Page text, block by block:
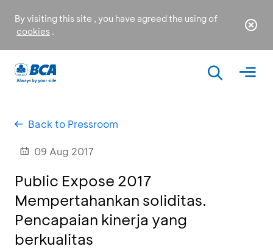
By visiting this site , you have agreed the using of
cookies .
Back to Pressroom
09 Aug 2017
Public Expose 2017
Mempertahankan soliditas.
Pencapaian kinerja yang
berkualitas